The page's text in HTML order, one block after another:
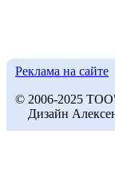
Реклама на сайте
© 2006-2025
Дизайн